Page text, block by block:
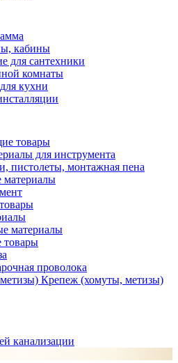
кабины
для сантехники
комнаты
кухни
товары
для инструмента
пистолеты, монтажная пена
материалы
материалы
товары
проволока
Крепеж (хомуты, метизы)
канализации